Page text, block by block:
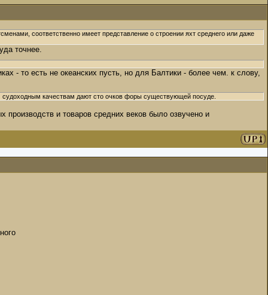
соответственно имеет представление о строении яхт среднего или даже
точнее.
- то есть не океанских пусть, но для Балтики - более чем. к слову,
качествам дают сто очков форы существующей посуде.
и товаров средних веков было озвучено и